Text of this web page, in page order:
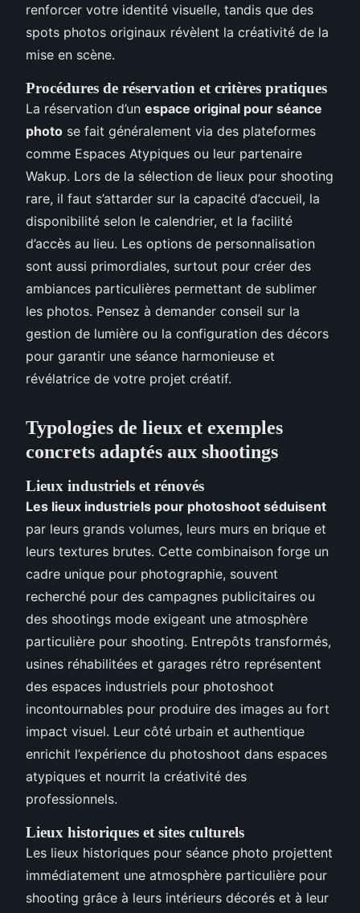
renforcer votre identité visuelle, tandis que des
spots photos originaux révèlent la créativité de la
mise en scène.
Procédures de réservation et critères pratiques
La réservation d’un espace original pour séance
photo se fait généralement via des plateformes
comme Espaces Atypiques ou leur partenaire
Wakup. Lors de la sélection de lieux pour shooting
rare, il faut s’attarder sur la capacité d’accueil, la
disponibilité selon le calendrier, et la facilité
d’accès au lieu. Les options de personnalisation
sont aussi primordiales, surtout pour créer des
ambiances particulières permettant de sublimer
les photos. Pensez à demander conseil sur la
gestion de lumière ou la configuration des décors
pour garantir une séance harmonieuse et
révélatrice de votre projet créatif.
Typologies de lieux et exemples
concrets adaptés aux shootings
Lieux industriels et rénovés
Les lieux industriels pour photoshoot séduisent
par leurs grands volumes, leurs murs en brique et
leurs textures brutes. Cette combinaison forge un
cadre unique pour photographie, souvent
recherché pour des campagnes publicitaires ou
des shootings mode exigeant une atmosphère
particulière pour shooting. Entrepôts transformés,
usines réhabilitées et garages rétro représentent
des espaces industriels pour photoshoot
incontournables pour produire des images au fort
impact visuel. Leur côté urbain et authentique
enrichit l’expérience du photoshoot dans espaces
atypiques et nourrit la créativité des
professionnels.
Lieux historiques et sites culturels
Les lieux historiques pour séance photo projettent
immédiatement une atmosphère particulière pour
shooting grâce à leurs intérieurs décorés et à leur